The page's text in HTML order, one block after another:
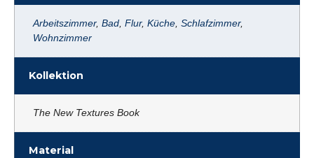
Arbeitszimmer, Bad, Flur, Küche, Schlafzimmer,
Wohnzimmer
Kollektion
The New Textures Book
Material